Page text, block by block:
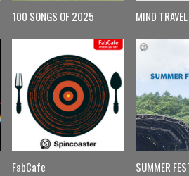
100 SONGS OF 2025
FabCafe
MIND TRAVEL
SUMMER